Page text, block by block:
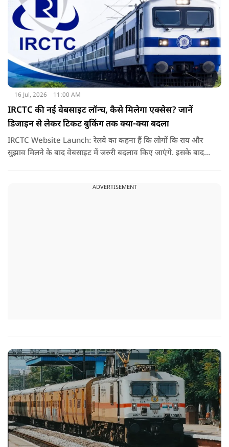
16 Jul, 2026 11:00 AM
IRCTC की नई वेबसाइट लॉन्च, कैसे मिलेगा एक्सेस? जानें
डिजाइन से लेकर टिकट बुकिंग तक क्या-क्या बदला
IRCTC Website Launch: रेलवे का कहना हैं कि लोगों कि राय और
सुझाव मिलने के बाद वेबसाइट में जरुरी बदलाव किए जाएंगे. इसके बाद
बुकिंग को पहले से ज्यादा आसान तेज और बिना परेशानी वाला बनाना हैं.
ADVERTISEMENT